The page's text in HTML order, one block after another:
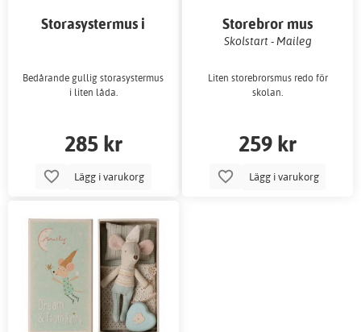
Storasystermus i
Bedårande gullig storasystermus
i liten låda.
285 kr
Lägg i varukorg
Storebror mus
Skolstart - Maileg
Liten storebrorsmus redo för
skolan.
259 kr
Lägg i varukorg